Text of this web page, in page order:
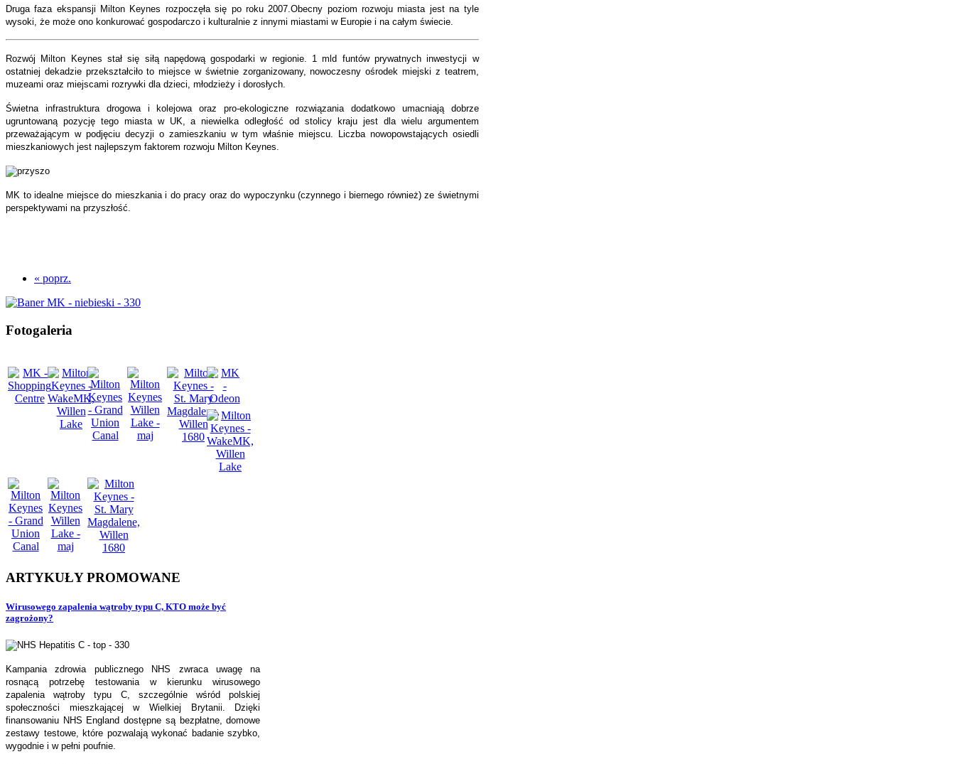
Druga faza ekspansji Milton Keynes rozpoczęła się po roku 2007.Obecny poziom rozwoju miasta jest na tyle
wysoki, że może ono konkurować gospodarczo i kulturalnie z innymi miastami w Europie i na całym świecie.
Rozwój Milton Keynes stał się siłą napędową gospodarki w regionie. 1 mld funtów prywatnych inwestycji w
ostatniej dekadzie przekształciło to miejsce w świetnie zorganizowany, nowoczesny ośrodek miejski z teatrem,
muzeami oraz miejscami rozrywki dla dzieci, młodzieży i dorosłych.
Świetna infrastruktura drogowa i kolejowa oraz pro-ekologiczne rozwiązania dodatkowo umacniają dobrze
ugruntowaną pozycję tego miasta w UK, a niewielka odległość od stolicy kraju jest dla wielu argumentem
przeważającym w podjęciu decyzji o zamieszkaniu w tym właśnie miejscu. Liczba nowopowstających osiedli
mieszkaniowych jest najlepszym faktorem rozwoju Milton Keynes.
MK to idealne miejsce do mieszkania i do pracy oraz do wypoczynku (czynnego i biernego również) ze świetnymi
perspektywami na przyszłość.
« poprz.
Fotogaleria
ARTYKUŁYPROMOWANE
Wirusowego zapalenia wątroby typu C, KTO może być
zagrożony?
Kampania zdrowia publicznego NHS zwraca uwagę na
rosnącą potrzebę testowania w kierunku wirusowego
zapalenia wątroby typu C, szczególnie wśród polskiej
społeczności mieszkającej w Wielkiej Brytanii. Dzięki
finansowaniu NHS England dostępne są bezpłatne, domowe
zestawy testowe, które pozwalają wykonać badanie szybko,
wygodnie i w pełni poufnie.